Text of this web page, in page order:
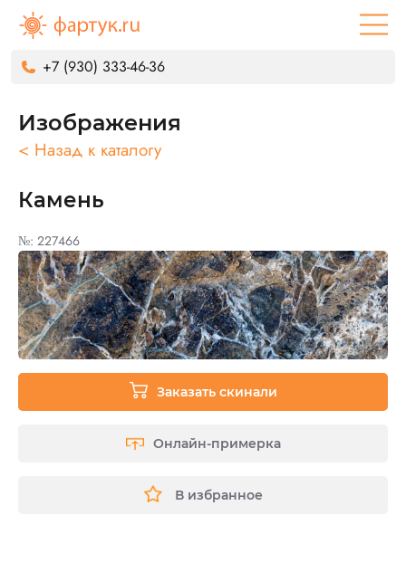
+7 (930) 333-46-36
Изображения
< Назад к каталогу
Камень
№: 227466
Заказать скинали
Онлайн-примерка
В избранное